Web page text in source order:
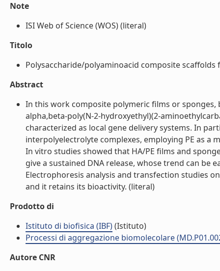
Note
ISI Web of Science (WOS) (literal)
Titolo
Polysaccharide/polyaminoacid composite
Abstract
In this work composite polymeric films or sponges,
alpha,beta-poly(N-2-hydroxyethyl)(2-
characterized as local gene delivery systems. In
interpolyelectrolyte complexes, employing PE as a
In vitro studies showed that HA/PE films and
give a sustained DNA release, whose trend can be
Electrophoresis analysis and transfection studies
and it retains its bioactivity. (literal)
Prodotto di
Istituto di biofisica (IBF)(Istituto)
Processi di aggregazione biomolecolare
Autore CNR